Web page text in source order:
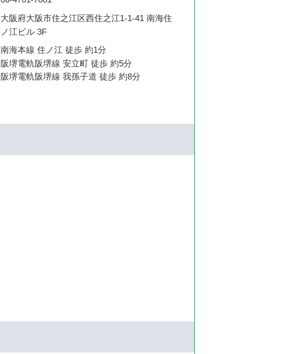
大阪府大阪市住之江区西住之江1-1-41 南海住
ノ江ビル 3F
南海本線 住ノ江 徒歩 約1分
阪堺電軌阪堺線 安立町 徒歩 約5分
阪堺電軌阪堺線 我孫子道 徒歩 約8分